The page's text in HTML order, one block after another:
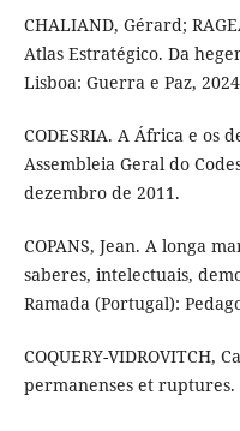
CHALIAND, Gérard;
Atlas Estratégico. Da
Lisboa: Guerra e Paz,
CODESRIA. A África e os
Assembleia Geral do
dezembro de 2011.
COPANS, Jean. A longa
saberes, intelectuais,
Ramada (Portugal):
COQUERY-VIDROVITCH,
permanenses et ruptures.